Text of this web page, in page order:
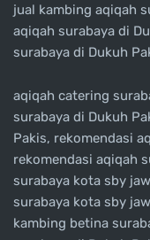
jual kambing aqiqah
aqiqah surabaya di
surabaya di Dukuh
aqiqah catering
surabaya di Dukuh
Pakis, rekomendasi
rekomendasi aqiqah
surabaya kota sby
surabaya kota sby
kambing betina